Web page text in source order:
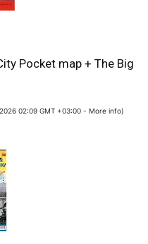
Pocket map + The Big
02:09 GMT +03:00 - More info)